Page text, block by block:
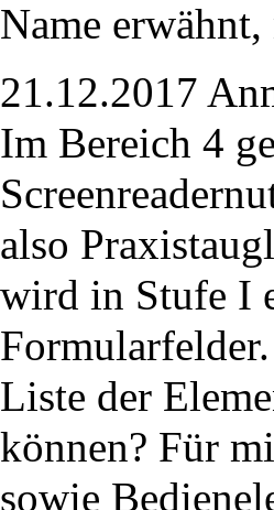
Name
21.12.2017
Im Bereich 4
also
wird in Stufe I
Liste der
können? Für
sowie